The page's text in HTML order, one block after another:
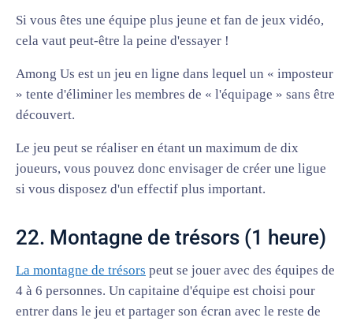
Si vous êtes une équipe plus jeune et fan de jeux vidéo,
cela vaut peut-être la peine d'essayer !
Among Us est un jeu en ligne dans lequel un « imposteur
» tente d'éliminer les membres de « l'équipage » sans être
découvert.
Le jeu peut se réaliser en étant un maximum de dix
joueurs, vous pouvez donc envisager de créer une ligue
si vous disposez d'un effectif plus important.
22. Montagne de trésors (1 heure)
La montagne de trésors peut se jouer avec des équipes de
4 à 6 personnes. Un capitaine d'équipe est choisi pour
entrer dans le jeu et partager son écran avec le reste de